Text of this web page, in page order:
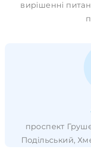
вирішенні
проспект
Подільський,